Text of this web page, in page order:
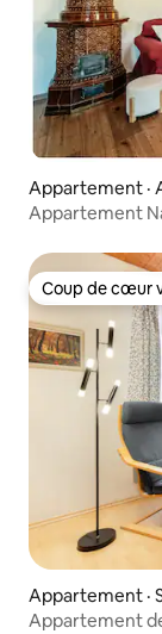
Appartement ·
Appartement
Coup de cœur
Coup de cœur
Appartement ·
Appartement